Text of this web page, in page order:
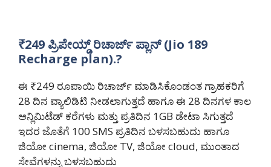
₹249 ಪ್ರಿಪೇಯ್ಡ್ ರಿಚಾರ್ಜ್ ಪ್ಲಾನ್ (Jio 189
Recharge plan).?
ಈ ₹249 ರೂಪಾಯಿ ರಿಚಾರ್ಜ್ ಮಾಡಿಸಿಕೊಂಡಂತ ಗ್ರಾಹಕರಿಗೆ
28 ದಿನ ವ್ಯಾಲಿಡಿಟಿ ನೀಡಲಾಗುತ್ತದೆ ಹಾಗೂ ಈ 28 ದಿನಗಳ ಕಾಲ
ಅನ್ಲಿಮಿಟೆಡ್ ಕರೆಗಳು ಮತ್ತು ಪ್ರತಿದಿನ 1GB ಡೇಟಾ ಸಿಗುತ್ತದೆ
ಇದರ ಜೊತೆಗೆ 100 SMS ಪ್ರತಿದಿನ ಬಳಸಬಹುದು ಹಾಗೂ
ಜಿಯೋ cinema, ಜಿಯೋ TV, ಜಿಯೋ cloud, ಮುಂತಾದ
ಸೇವೆಗಳನ್ನು ಬಳಸಬಹುದು